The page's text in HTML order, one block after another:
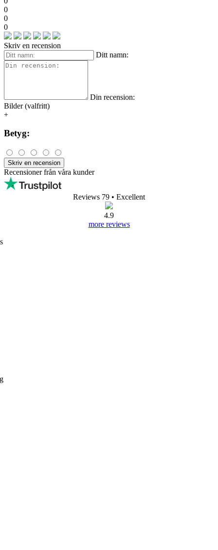
0
0
0
Skriv en recension
Ditt namn:
Din recension:
Bilder (valfritt)
+
Betyg:
Skriv en recension
Recensioner från våra kunder
Reviews 79 • Excellent
4.9
more reviews